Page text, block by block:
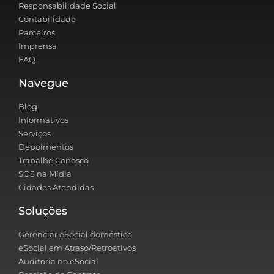
Responsabilidade Social
Contabilidade
Parceiros
Imprensa
FAQ
Navegue
Blog
Informativos
Serviços
Depoimentos
Trabalhe Conosco
SOS na Mídia
Cidades Atendidas
Soluções
Gerenciar eSocial doméstico
eSocial em Atraso/Retroativos
Auditoria no eSocial